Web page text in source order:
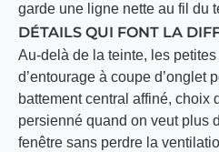
garde une ligne nette au fil du
DÉTAILS QUI FONT LA
Au-delà de la teinte, les
d’entourage à coupe d’onglet
battement central affiné, choix
persienné quand on veut plus
fenêtre sans perdre la